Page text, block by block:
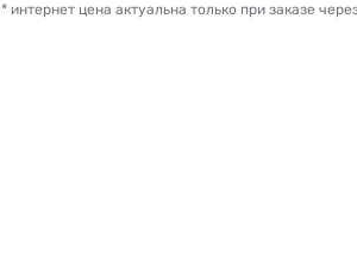
* интернет цена актуальна только при заказе